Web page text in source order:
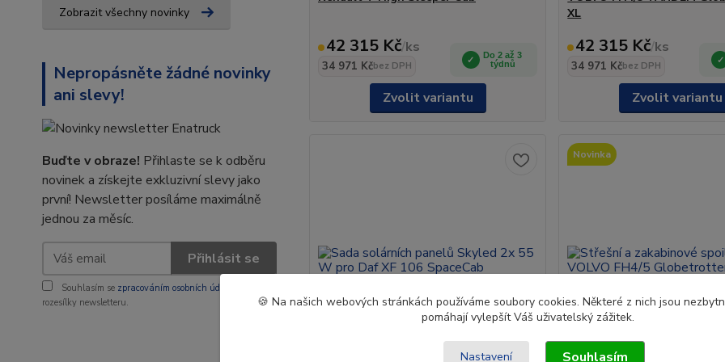
Zobrazit všechny novinky
Nepropásněte žádné novinky
ani slevy!
Buďte v obraze! Přihlaste se k odběru
novinek a získejte exkluzivní slevy jako
první! Newsletter posíláme maximálně
jednou za měsíc.
Přihlásit se
Souhlasím se zpracováním osobních údajů
rozesílky newsletteru.
42 315 Kč/ks
34 971 Kčbez DPH
Do 2 až 3
týdnů
Zvolit variantu
XL
42 315 Kč/ks
34 971 Kčbez DPH
Zvolit variantu
Novinka
🍪 Na našich webových stránkách používáme soubory cookies. Některé z nich jsou
pomáhají vylepšít Váš uživatelský zážitek.
Nastavení Souhlasím